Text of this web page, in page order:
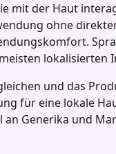
mit der Haut
ohne
lokalisierten
und das
für eine lokale
an Generika und